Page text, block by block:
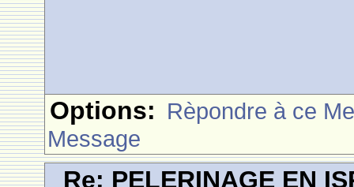
Options: Rèpondre à ce
Message
Re: PELERINAGE EN